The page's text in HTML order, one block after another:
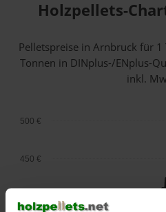
Holzpellets-
Pelletspreise in Arnbruck für
Tonnen in DINplus-/ENplus-
inkl.
450 €
500 €